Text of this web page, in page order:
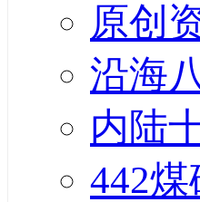
原创
沿海
内陆
442